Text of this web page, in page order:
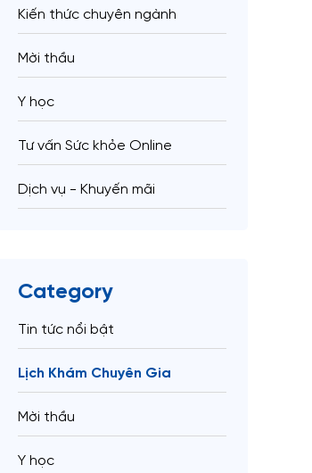
Kiến thức chuyên ngành
Mời thầu
Y học
Tư vấn Sức khỏe Online
Dịch vụ - Khuyến mãi
Category
Tin tức nổi bật
Lịch Khám Chuyên Gia
Mời thầu
Y học